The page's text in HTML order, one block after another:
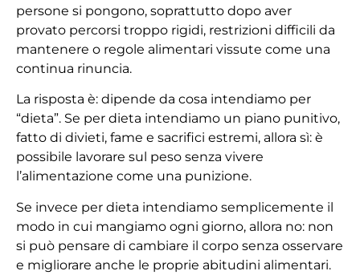
persone si pongono, soprattutto dopo aver
provato percorsi troppo rigidi, restrizioni difficili da
mantenere o regole alimentari vissute come una
continua rinuncia.
La risposta è: dipende da cosa intendiamo per
“dieta”. Se per dieta intendiamo un piano punitivo,
fatto di divieti, fame e sacrifici estremi, allora sì: è
possibile lavorare sul peso senza vivere
l’alimentazione come una punizione.
Se invece per dieta intendiamo semplicemente il
modo in cui mangiamo ogni giorno, allora no: non
si può pensare di cambiare il corpo senza osservare
e migliorare anche le proprie abitudini alimentari.